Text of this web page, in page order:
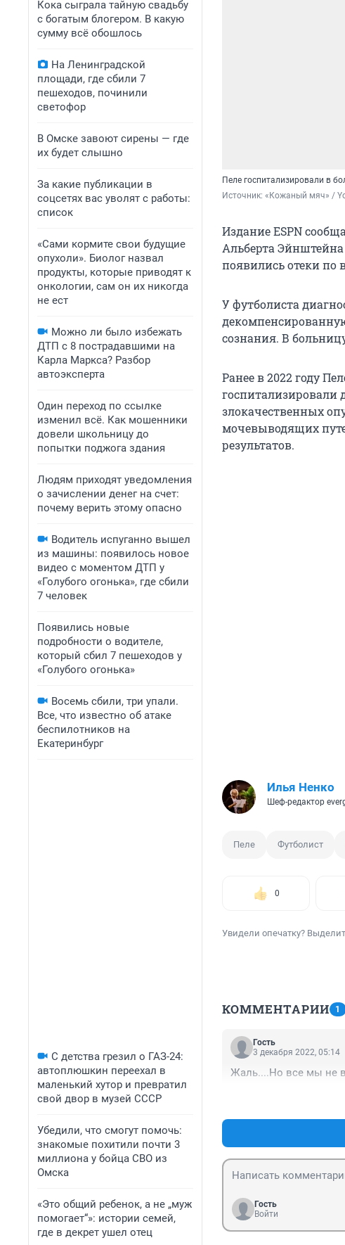
Кока сыграла тайную свадьбу
с богатым блогером. В какую
сумму всё обошлось
На Ленинградской
площади, где сбили 7
пешеходов, починили
светофор
В Омске завоют сирены — где
их будет слышно
За какие публикации в
соцсетях вас уволят с работы:
список
«Сами кормите свои будущие
опухоли». Биолог назвал
продукты, которые приводят к
онкологии, сам он их никогда
не ест
Можно ли было избежать
ДТП с 8 пострадавшими на
Карла Маркса? Разбор
автоэксперта
Один переход по ссылке
изменил всё. Как мошенники
довели школьницу до
попытки поджога здания
Людям приходят уведомления
о зачислении денег на счет:
почему верить этому опасно
Водитель испуганно вышел
из машины: появилось новое
видео с моментом ДТП у
«Голубого огонька», где сбили
7 человек
Появились новые
подробности о водителе,
который сбил 7 пешеходов у
«Голубого огонька»
Восемь сбили, три упали.
Все, что известно об атаке
беспилотников на
Екатеринбург
С детства грезил о ГАЗ-24:
автоплюшкин переехал в
маленький хутор и превратил
свой двор в музей СССР
Убедили, что смогут помочь:
знакомые похитили почти 3
миллиона у бойца СВО из
Омска
«Это общий ребенок, а не „муж
помогает“»: истории семей,
где в декрет ушел отец
Пеле госпитализировали в
Источник: «Кожаный мяч» /
Издание ESPN
Альберта
появились отеки по
У футболиста
сознания. В
Ранее в 2022 году
госпитализировали
злокачественных
мочевыводящих
результатов.
Илья Ненко
Шеф-редактор
Пеле Футболист
0
Увидели опечатку?
КОММЕНТАРИИ 1
Гость
3 декабря 2022, 05:14
Жаль....Но все мы не
Гость
Войти